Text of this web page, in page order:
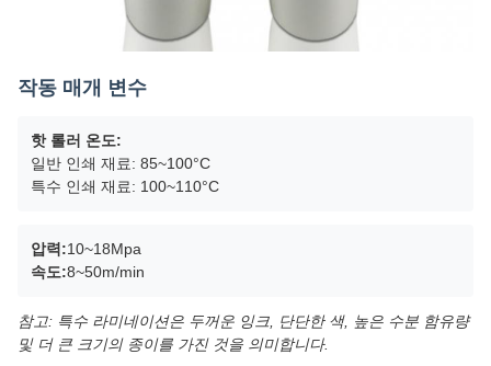
작동 매개 변수
핫 롤러 온도:
일반 인쇄 재료: 85~100°C
특수 인쇄 재료: 100~110°C
압력:10~18Mpa
속도:8~50m/min
참고: 특수 라미네이션은 두꺼운 잉크, 단단한 색, 높은 수분 함유량
및 더 큰 크기의 종이를 가진 것을 의미합니다.